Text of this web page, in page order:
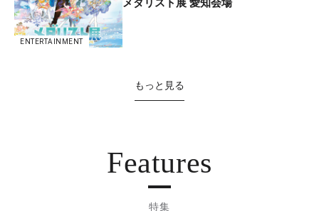
ENTERTAINMENT
メダリスト展 愛知会場
もっと見る
Features
特集